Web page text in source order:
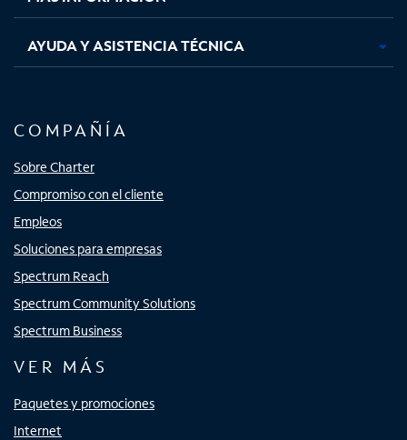
AYUDA Y ASISTENCIA TÉCNICA
COMPAÑÍA
Sobre Charter
Compromiso con el cliente
Empleos
Soluciones para empresas
Spectrum Reach
Spectrum Community Solutions
Spectrum Business
VER MÁS
Paquetes y promociones
Internet